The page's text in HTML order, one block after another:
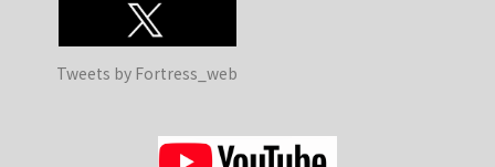
Tweets by Fortress_web